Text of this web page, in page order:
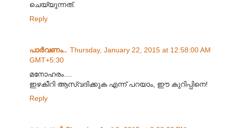
ചെയ്യുന്നത്.
Reply
പാര്‍വണം.. Thursday, January 22, 2015 at 12:58:00 AM
GMT+5:30
മനോഹരം....
ഇഴകീറി ആസ്വദിക്കുക എന്ന് പറയാം, ഈ കുറിപ്പിനെ!
Reply